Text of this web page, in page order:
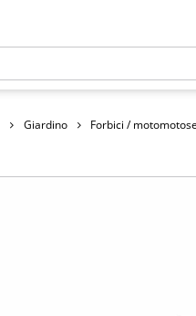
Giardino Forbici /